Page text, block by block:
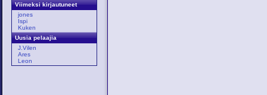
Viimeksi kirjautuneet
jones
Ispi
Kuken
Uusia pelaajia
J.Vilen
Ares
Leon